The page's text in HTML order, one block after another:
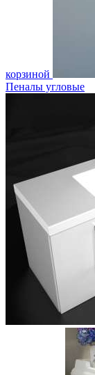
корзиной
Пеналы угловые